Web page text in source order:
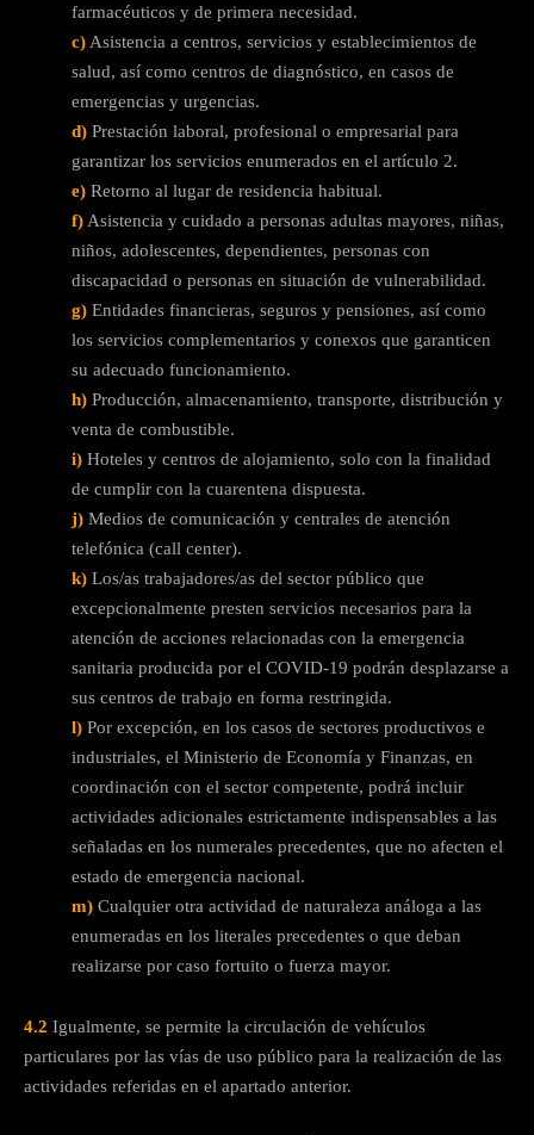
farmacéuticos y de primera necesidad.
c) Asistencia a centros, servicios y establecimientos de
salud, así como centros de diagnóstico, en casos de
emergencias y urgencias.
d) Prestación laboral, profesional o empresarial para
garantizar los servicios enumerados en el artículo 2.
e) Retorno al lugar de residencia habitual.
f) Asistencia y cuidado a personas adultas mayores, niñas,
niños, adolescentes, dependientes, personas con
discapacidad o personas en situación de vulnerabilidad.
g) Entidades financieras, seguros y pensiones, así como
los servicios complementarios y conexos que garanticen
su adecuado funcionamiento.
h) Producción, almacenamiento, transporte, distribución y
venta de combustible.
i) Hoteles y centros de alojamiento, solo con la finalidad
de cumplir con la cuarentena dispuesta.
j) Medios de comunicación y centrales de atención
telefónica (call center).
k) Los/as trabajadores/as del sector público que
excepcionalmente presten servicios necesarios para la
atención de acciones relacionadas con la emergencia
sanitaria producida por el COVID-19 podrán desplazarse a
sus centros de trabajo en forma restringida.
l) Por excepción, en los casos de sectores productivos e
industriales, el Ministerio de Economía y Finanzas, en
coordinación con el sector competente, podrá incluir
actividades adicionales estrictamente indispensables a las
señaladas en los numerales precedentes, que no afecten el
estado de emergencia nacional.
m) Cualquier otra actividad de naturaleza análoga a las
enumeradas en los literales precedentes o que deban
realizarse por caso fortuito o fuerza mayor.
4.2 Igualmente, se permite la circulación de vehículos
particulares por las vías de uso público para la realización de las
actividades referidas en el apartado anterior.